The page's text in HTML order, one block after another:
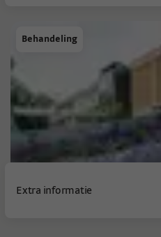
Extra informatie
Behandeling